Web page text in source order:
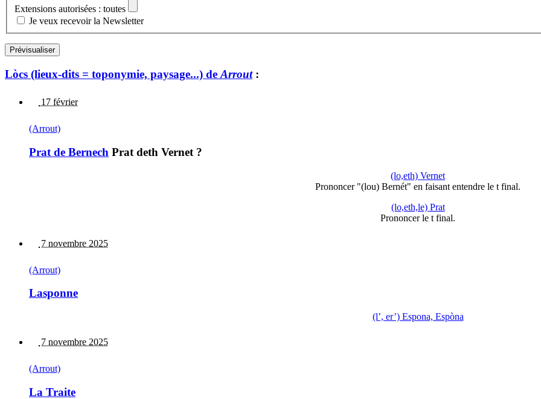
Extensions autorisées : toutes
Je veux recevoir la Newsletter
Lòcs (lieux-dits = toponymie, paysage...) de Arrout:
17 février
(Arrout)
Prat de Bernech Prat deth Vernet ?
(lo,eth) Vernet
Prononcer "(lou) Bernét" en faisant entendre le t final.
(lo,eth,le) Prat
Prononcer le t final.
7 novembre 2025
(Arrout)
Lasponne
(l’, er’) Espona, Espòna
7 novembre 2025
(Arrout)
La Traite